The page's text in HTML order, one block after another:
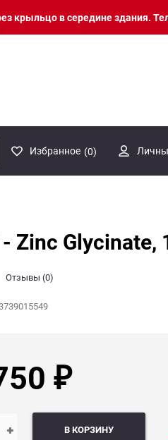
крыльцо в середине здания.
Избранное (0)
- Zinc Glycinate,
Отзывы (0)
₽
В КОРЗИНУ